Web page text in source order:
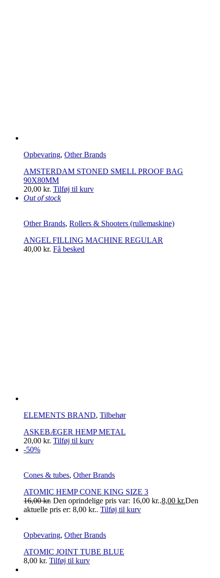
Opbevaring, Other Brands
AMSTERDAM STONED SMELL PROOF BAG
90X80MM
20,00 kr. Tilføj til kurv
Out of stock
Other Brands, Rollers & Shooters (rullemaskine)
ANGEL FILLING MACHINE REGULAR
40,00 kr. Få besked
ELEMENTS BRAND, Tilbehør
ASKEBÆGER HEMP METAL
20,00 kr. Tilføj til kurv
-50%
Cones & tubes, Other Brands
ATOMIC HEMP CONE KING SIZE 3
16,00kr. Den oprindelige pris var: 16,00 kr..8,00 kr.Den
aktuelle pris er: 8,00 kr.. Tilføj til kurv
Opbevaring, Other Brands
ATOMIC JOINT TUBE BLUE
8,00 kr. Tilføj til kurv